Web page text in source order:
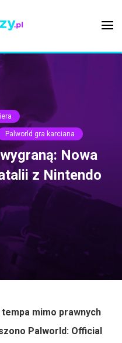
Palworld gra karciana
Nowa
z Nintendo
mimo prawnych
Palworld: Official